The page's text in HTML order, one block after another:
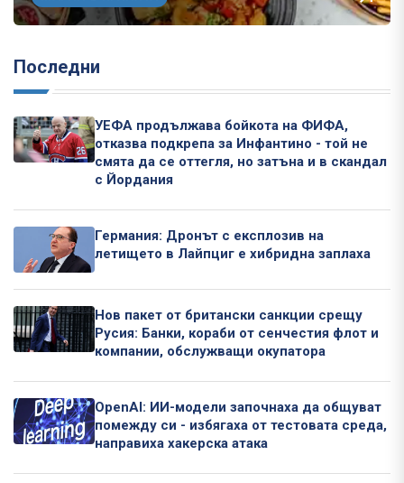
Последни
УЕФА продължава бойкота на ФИФА,
отказва подкрепа за Инфантино - той не
смята да се оттегля, но затъна и в скандал
с Йордания
Германия: Дронът с експлозив на
летището в Лайпциг е хибридна заплаха
Нов пакет от британски санкции срещу
Русия: Банки, кораби от сенчестия флот и
компании, обслужващи окупатора
OpenAI: ИИ-модели започнаха да общуват
помежду си - избягаха от тестовата среда,
направиха хакерска атака